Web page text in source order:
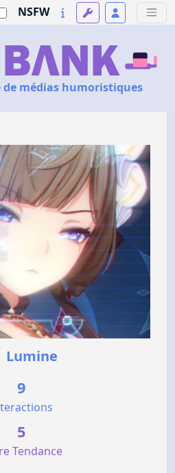
NSFW
de médias humoristiques
Lumine
9
5
Tendance